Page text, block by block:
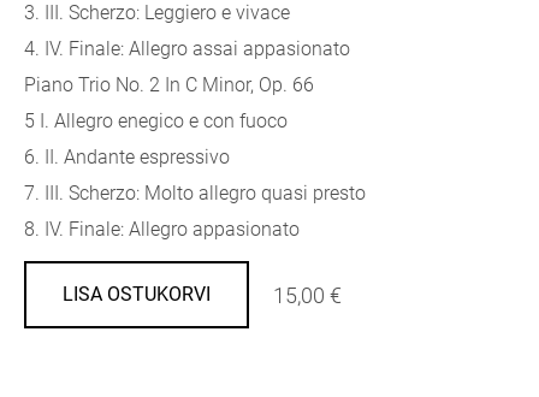
3. III. Scherzo: Leggiero e vivace
4. IV. Finale: Allegro assai appasionato
Piano Trio No. 2 In C Minor, Op. 66
5 I. Allegro enegico e con fuoco
6. II. Andante espressivo
7. III. Scherzo: Molto allegro quasi presto
8. IV. Finale: Allegro appasionato
LISA OSTUKORVI 15,00 €